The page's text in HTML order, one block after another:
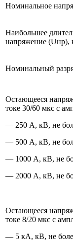
Номинальное
Наибольшее
напряжение (Uнр),
Номинальный
Остающееся
токе 30/60 мкс с
— 250 А, кВ, не
— 500 А, кВ, не
— 1000 А, кВ, не
— 2000 А, кВ, не
Остающееся
токе 8/20 мкс с
— 5 кА, кВ, не